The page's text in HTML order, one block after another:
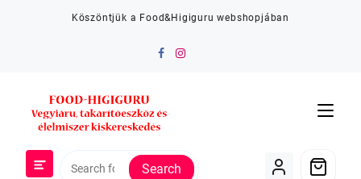
Köszöntjük a Food&Higiguru webshopjában
Search